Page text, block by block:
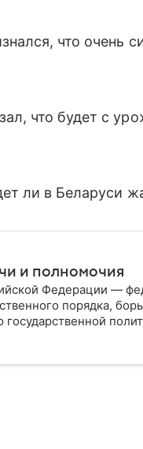
что очень
что будет с
ли в Беларуси
и полномочия
Федерации —
порядка,
МВД России,